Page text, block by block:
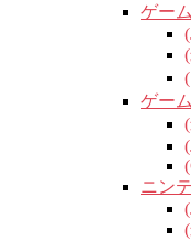
ゲー
ゲー
ニン